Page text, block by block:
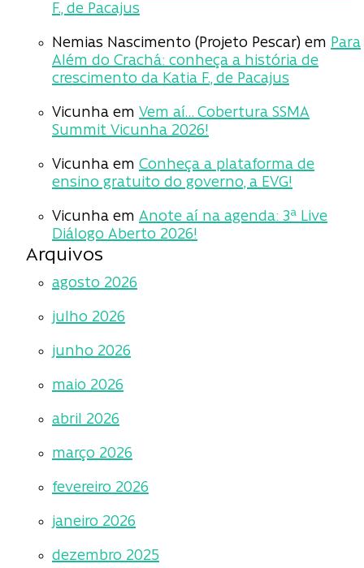
F., de Pacajus
Nemias Nascimento (Projeto Pescar) em Para
Além do Crachá: conheça a história de
crescimento da Katia F., de Pacajus
Vicunha em Vem aí… Cobertura SSMA
Summit Vicunha 2026!
Vicunha em Conheça a plataforma de
ensino gratuito do governo, a EVG!
Vicunha em Anote aí na agenda: 3ª Live
Diálogo Aberto 2026!
Arquivos
agosto 2026
julho 2026
junho 2026
maio 2026
abril 2026
março 2026
fevereiro 2026
janeiro 2026
dezembro 2025